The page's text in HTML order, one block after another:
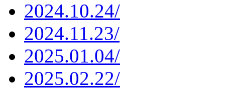
2024.10.24/
2024.11.23/
2025.01.04/
2025.02.22/